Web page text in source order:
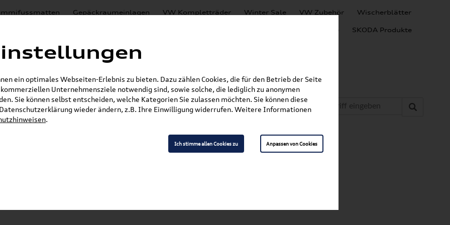
Gepäckraumeinlagen VW Kompletträder Winter Sale VW Zubehör Wischerblätter
SEAT Produkte SKODA Produkte
Lackierungen
E-Mail
Satz Vorne 3G1998002
(3G) Aero-
Satz Vorne
ein optimales Webseiten-Erlebnis zu bieten. Dazu zählen Cookies, die für den Betrieb der Seite
Unternehmensziele notwendig sind, sowie solche, die lediglich zu anonymen
Sie können selbst entscheiden, welche Kategorien Sie zulassen möchten. Sie können diese
wieder ändern, z.B. Ihre Einwilligung widerrufen. Weitere Informationen
.
Ich stimme allen Cookies zu Anpassen von Cookies